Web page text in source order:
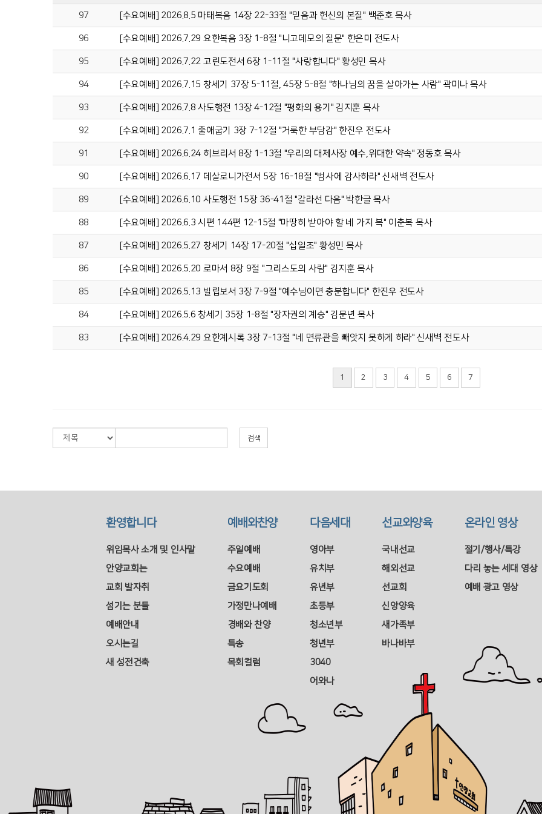
97 [수요예배] 2026.8.5 마태복음 14장 22-33절 "믿음과 헌신의 본질" 백준호 목사
96 [수요예배] 2026.7.29 요한복음 3장 1-8절 "니고데모의 질문" 한은미 전도사
95 [수요예배] 2026.7.22 고린도전서 6장 1-11절 "사랑합니다" 황성민 목사
94 [수요예배] 2026.7.15 창세기 37장 5-11절, 45장 5-8절 "하나님의 꿈을 살아가는 사람" 곽미나 목사
93 [수요예배] 2026.7.8 사도행전 13장 4-12절 "평화의 용기" 김지훈 목사
92 [수요예배] 2026.7.1 출애굽기 3장 7-12절 "거룩한 부담감" 한진우 전도사
91 [수요예배] 2026.6.24 히브리서 8장 1-13절 "우리의 대제사장 예수,위대한 약속" 정동호 목사
90 [수요예배] 2026.6.17 데살로니가전서 5장 16-18절 "범사에 감사하라" 신새벽 전도사
89 [수요예배] 2026.6.10 사도행전 15장 36-41절 "갈라선 다음" 박한글 목사
88 [수요예배] 2026.6.3 시편 144편 12-15절 "마땅히 받아야 할 네 가지 복" 이춘복 목사
87 [수요예배] 2026.5.27 창세기 14장 17-20절 "십일조" 황성민 목사
86 [수요예배] 2026.5.20 로마서 8장 9절 "그리스도의 사람" 김지훈 목사
85 [수요예배] 2026.5.13 빌립보서 3장 7-9절 "예수님이면 충분합니다" 한진우 전도사
84 [수요예배] 2026.5.6 창세기 35장 1-8절 "장자권의 계승" 김문년 목사
83 [수요예배] 2026.4.29 요한계시록 3장 7-13절 "네 면류관을 빼앗지 못하게 하라" 신새벽 전도사
1 2 3 4 5 6 7
검색
환영합니다
위임목사 소개 및 인사말
안양교회는
교회 발자취
섬기는 분들
예배안내
오시는길
새 성전건축
예배와찬양
주일예배
수요예배
금요기도회
가정만나예배
경배와 찬양
특송
목회컬럼
다음세대
영아부
유치부
유년부
초등부
청소년부
청년부
3040
어와나
선교와양육
국내선교
해외선교
선교회
신앙양육
새가족부
바나바부
온라인 영상
절기/행사/특강
다리 놓는 세대 영상
예배 광고 영상